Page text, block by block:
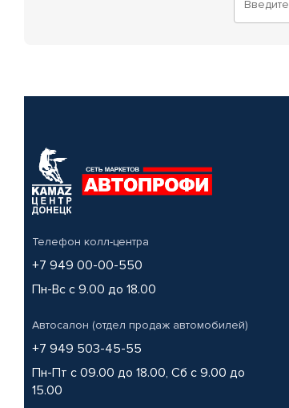
Телефон колл-центра
+7 949 00-00-550
Пн-Вс с 9.00 до 18.00
Автосалон (отдел продаж автомобилей)
+7 949 503-45-55
Пн-Пт с 09.00 до 18.00, Сб с 9.00 до
15.00